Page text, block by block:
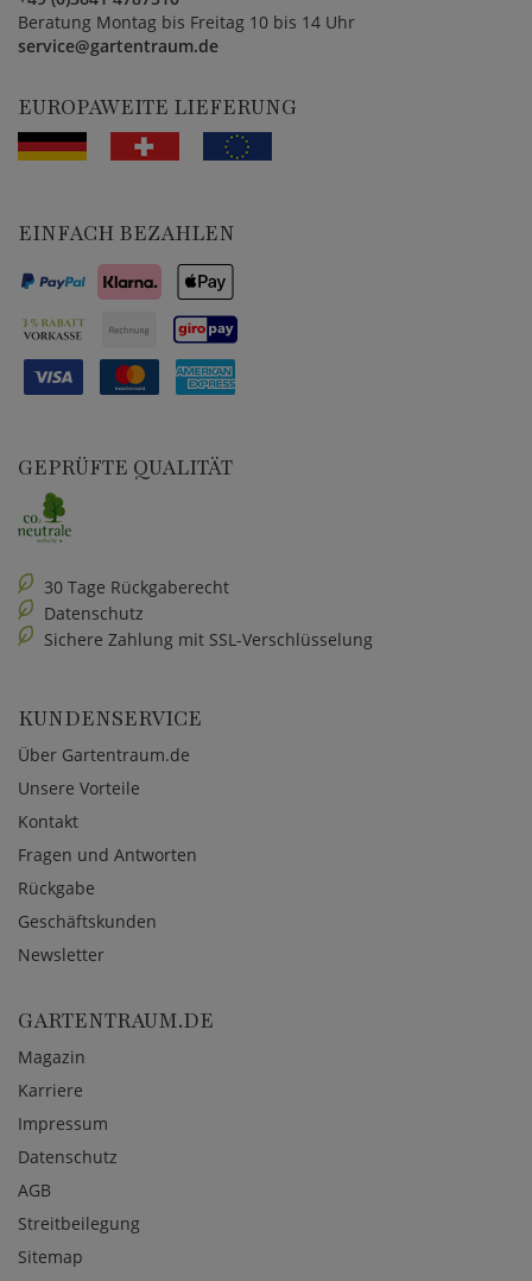
Beratung Montag bis Freitag 10 bis 14 Uhr
service@gartentraum.de
EUROPAWEITE LIEFERUNG
EINFACH BEZAHLEN
GEPRÜFTE QUALITÄT
30 Tage Rückgaberecht
Datenschutz
Sichere Zahlung mit SSL-Verschlüsselung
KUNDENSERVICE
Über Gartentraum.de
Unsere Vorteile
Kontakt
Fragen und Antworten
Rückgabe
Geschäftskunden
Newsletter
GARTENTRAUM.DE
Magazin
Karriere
Impressum
Datenschutz
AGB
Streitbeilegung
Sitemap